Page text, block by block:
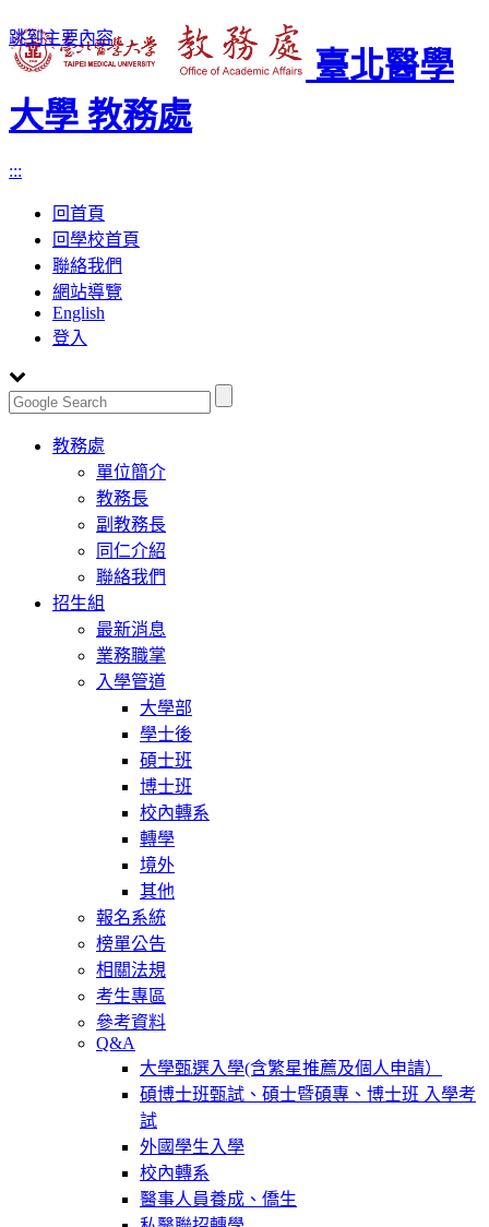
跳到主要內容
臺北醫學
大學 教務處
:::
回首頁
回學校首頁
聯絡我們
網站導覽
English
登入
Toggle
navigation
教務處
單位簡介
教務長
副教務長
同仁介紹
聯絡我們
招生組
最新消息
業務職掌
入學管道
大學部
學士後
碩士班
博士班
校內轉系
轉學
境外
其他
報名系統
榜單公告
相關法規
考生專區
參考資料
Q&A
大學甄選入學(含繁星推薦及個人申請）
碩博士班甄試、碩士暨碩專、博士班 入學考
試
外國學生入學
校內轉系
醫事人員養成、僑生